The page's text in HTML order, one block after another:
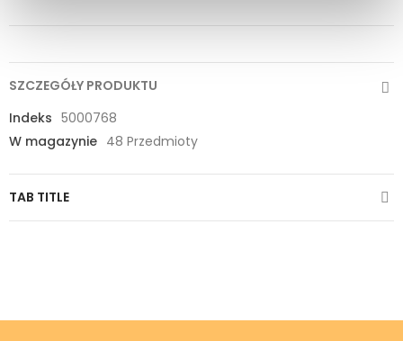
SZCZEGÓŁY PRODUKTU
Indeks 5000768
W magazynie 48 Przedmioty
TAB TITLE